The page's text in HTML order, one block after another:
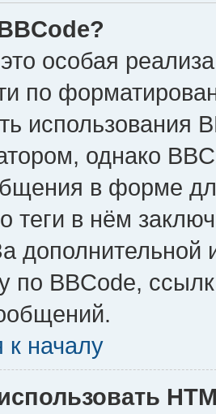
особая
по
использования
однако
в форме
теги в нём
по BBCode,
к началу